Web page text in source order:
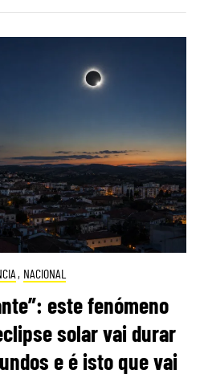
, NACIONAL
este fenómeno
solar vai durar
e é isto que vai